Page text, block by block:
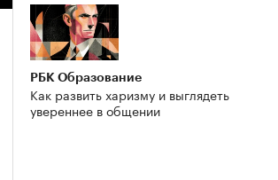
РБК Образование
Как развить харизму и выглядеть
увереннее в общении